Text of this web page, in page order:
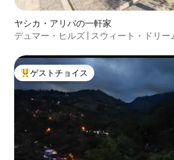
ヤシカ・アリバの一軒家
デュマー・ヒルズ | スウィート・ドリー
大好評のゲストチョイスです。
ゲストチョイス